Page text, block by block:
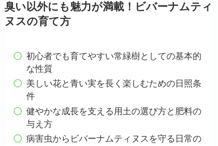
臭い以外にも魅力が満載！ビバーナムティ
ヌスの育て方
初心者でも育てやすい常緑樹としての基本的
な性質
美しい花と青い実を長く楽しむための日照条
件
健やかな成長を支える用土の選び方と肥料の
与え方
病害虫からビバーナムティヌスを守る日常の